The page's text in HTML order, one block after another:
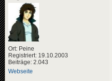
Ort: Peine
Registriert: 19.10.2003
Beiträge: 2.043
Webseite